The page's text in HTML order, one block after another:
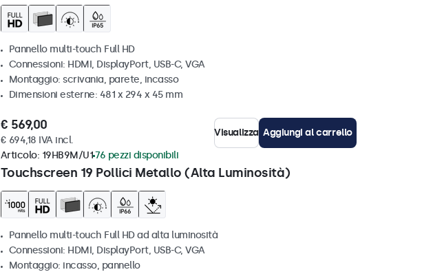
Pannello multi-touch Full HD
Connessioni: HDMI, DisplayPort, USB-C, VGA
Montaggio: scrivania, parete, incasso
Dimensioni esterne: 481 x 294 x 45 mm
€ 569,00
€ 694,18 IVA incl.
Visualizza Aggiungi al carrello
Touchscreen 19 Pollici Metallo (Alta Luminosità)
Articolo: 19HB9M/U176 pezzi disponibili
Pannello multi-touch Full HD ad alta luminosità
Connessioni: HDMI, DisplayPort, USB-C, VGA
Montaggio: incasso, pannello